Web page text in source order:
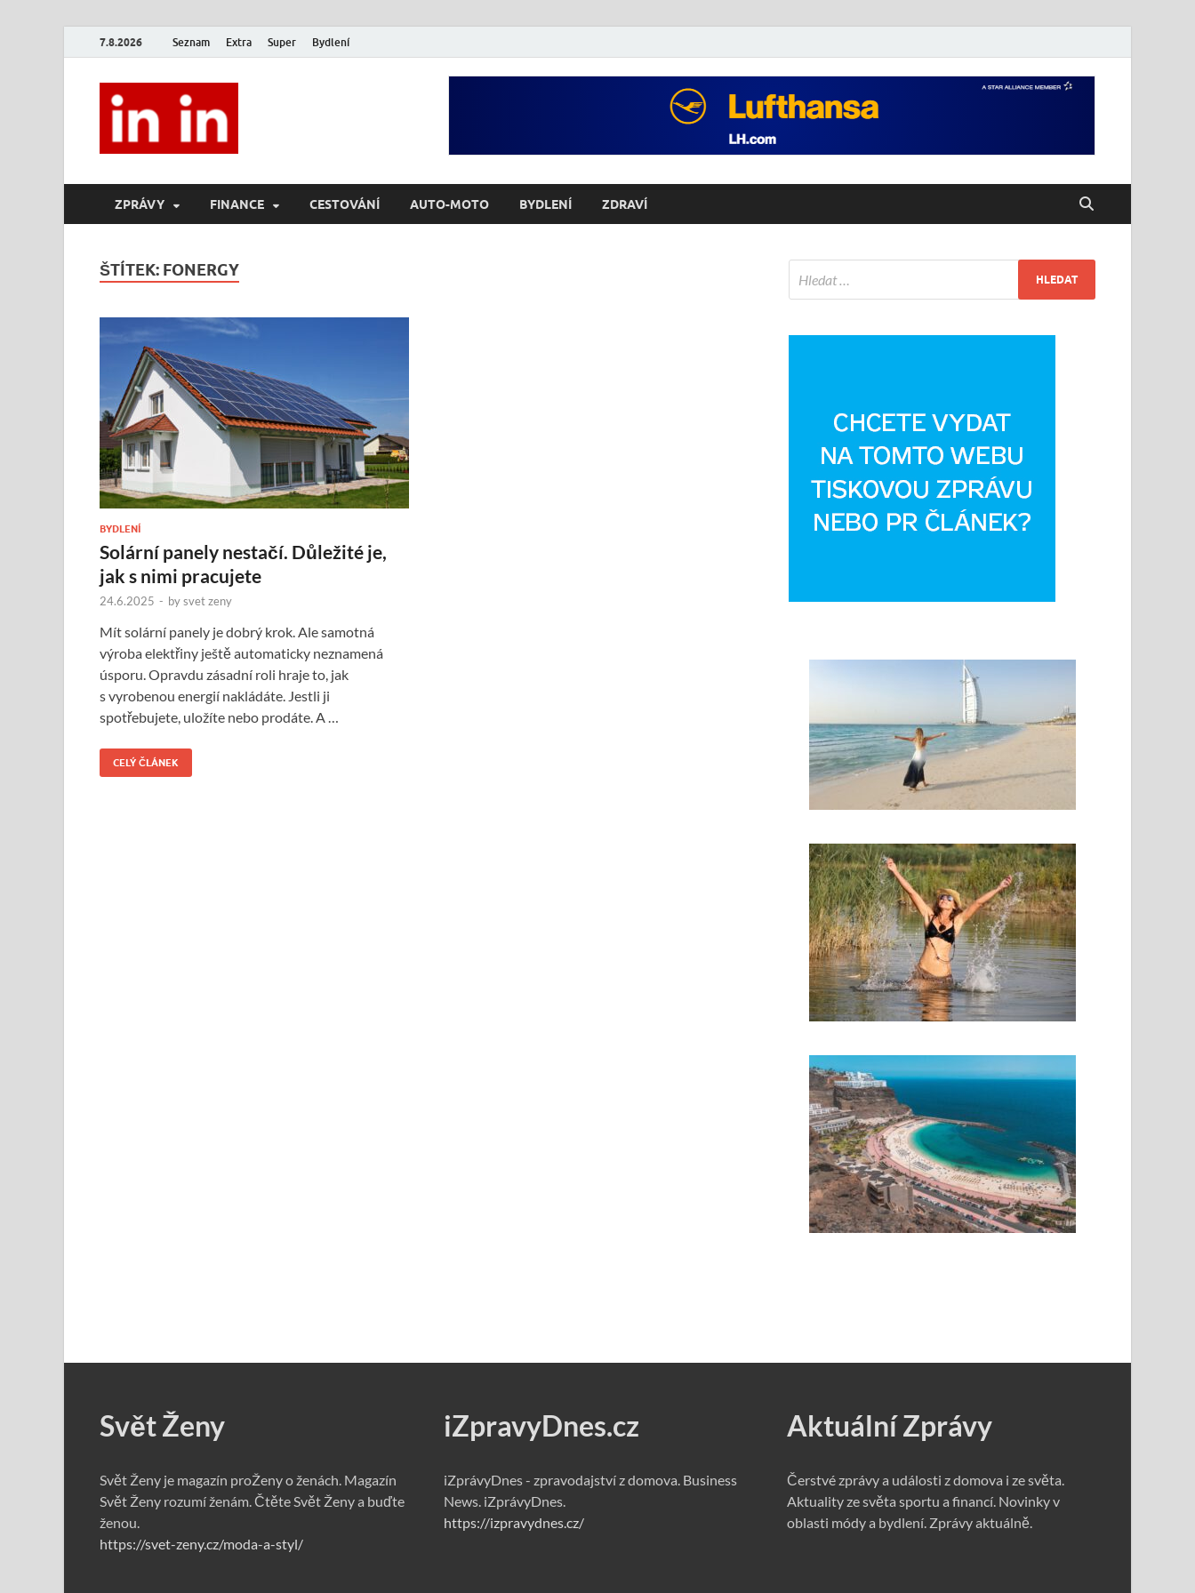
7.8.2026 Seznam Extra Super Bydlení
ZPRÁVY FINANCE CESTOVÁNÍ AUTO-MOTO BYDLENÍ ZDRAVÍ
ŠTÍTEK: FONERGY
BYDLENÍ
Solární panely nestačí. Důležité je,
jak s nimi pracujete
24.6.2025 - bysvet zeny
Mít solární panely je dobrý krok. Ale samotná
výroba elektřiny ještě automaticky neznamená
úsporu. Opravdu zásadní roli hraje to, jak
s vyrobenou energií nakládáte. Jestli ji
spotřebujete, uložíte nebo prodáte. A …
CELÝ ČLÁNEK
Svět Ženy
Svět Ženy je magazín proŽeny o ženách. Magazín
Svět Ženy rozumí ženám. Čtěte Svět Ženy a buďte
ženou.
https://svet-zeny.cz/moda-a-styl/
iZpravyDnes.cz
iZprávyDnes - zpravodajství z domova. Business
News. iZprávyDnes.
https://izpravydnes.cz/
Aktuální Zprávy
Čerstvé zprávy a události z domova i ze světa.
Aktuality ze světa sportu a financí. Novinky v
oblasti módy a bydlení. Zprávy aktuálně.